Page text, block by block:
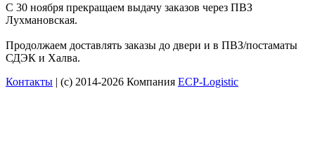
С 30 ноября прекращаем выдачу заказов через ПВЗ
Лухмановская.
Продолжаем доставлять заказы до двери и в ПВЗ/постаматы
СДЭК и Халва.
Контакты | (c) 2014-2026 Компания ECP-Logistic